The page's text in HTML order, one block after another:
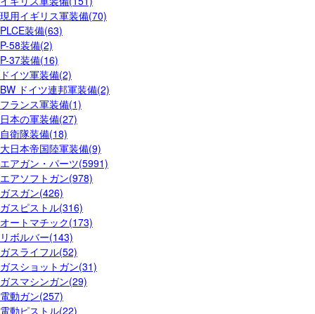
現用イギリス軍装備(70)
PLCE装備(63)
P-58装備(2)
P-37装備(16)
ドイツ軍装備(2)
BW ドイツ連邦軍装備(2)
フランス軍装備(1)
日本の軍装備(27)
自衛隊装備(18)
大日本帝国陸軍装備(9)
エアガン・パーツ(5991)
エアソフトガン(978)
ガスガン(426)
ガスピストル(316)
オートマチック(173)
リボルバー(143)
ガスライフル(52)
ガスショットガン(31)
ガスマシンガン(29)
電動ガン(257)
電動ピストル(22)